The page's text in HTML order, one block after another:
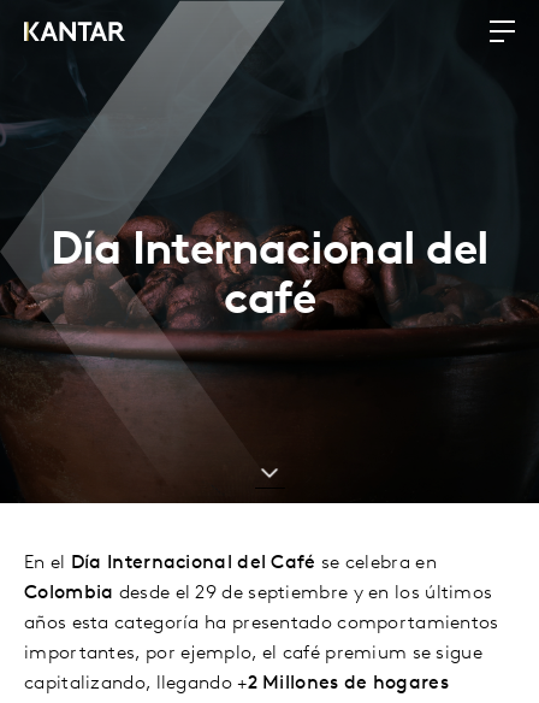
Día Internacional del
café
En el Día Internacional del Café se celebra en
Colombia desde el 29 de septiembre y en los últimos
años esta categoría ha presentado comportamientos
importantes, por ejemplo, el café premium se sigue
capitalizando, llegando +2 Millones de hogares